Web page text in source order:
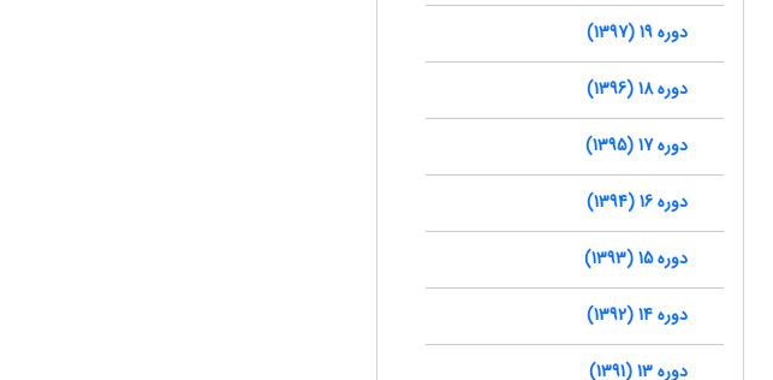
دوره 19 (1397)
دوره 18 (1396)
دوره 17 (1395)
دوره 16 (1394)
دوره 15 (1393)
دوره 14 (1392)
دوره 13 (1391)